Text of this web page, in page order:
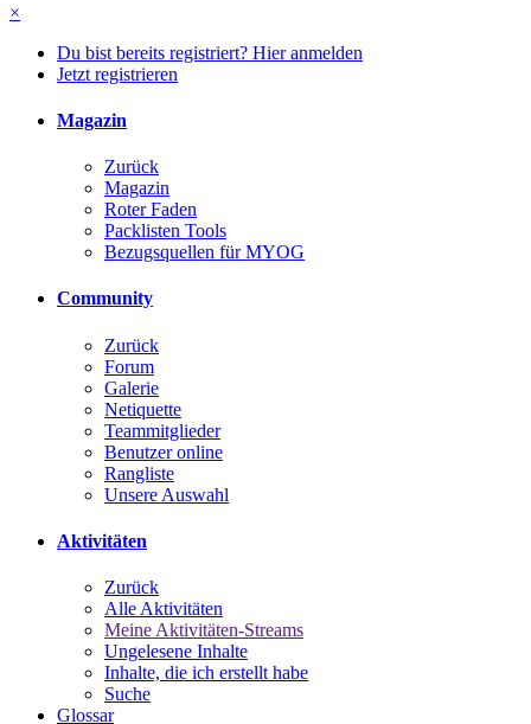
×
Du bist bereits registriert? Hier anmelden
Jetzt registrieren
Magazin
Zurück
Magazin
Roter Faden
Packlisten Tools
Bezugsquellen für MYOG
Community
Zurück
Forum
Galerie
Netiquette
Teammitglieder
Benutzer online
Rangliste
Unsere Auswahl
Aktivitäten
Zurück
Alle Aktivitäten
Meine Aktivitäten-Streams
Ungelesene Inhalte
Inhalte, die ich erstellt habe
Suche
Glossar